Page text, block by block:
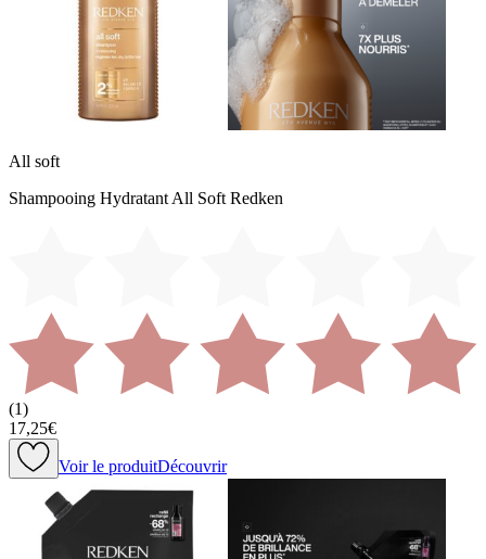
All soft
Shampooing Hydratant All Soft Redken
(1)
17,25€
Voir le produitDécouvrir